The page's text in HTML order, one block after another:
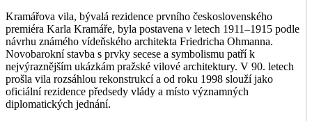
Kramářova vila, bývalá rezidence prvního československého
premiéra Karla Kramáře, byla postavena v letech 1911–1915 podle
návrhu známého vídeňského architekta Friedricha Ohmanna.
Novobarokní stavba s prvky secese a symbolismu patří k
nejvýraznějším ukázkám pražské vilové architektury. V 90. letech
prošla vila rozsáhlou rekonstrukcí a od roku 1998 slouží jako
oficiální rezidence předsedy vlády a místo významných
diplomatických jednání.